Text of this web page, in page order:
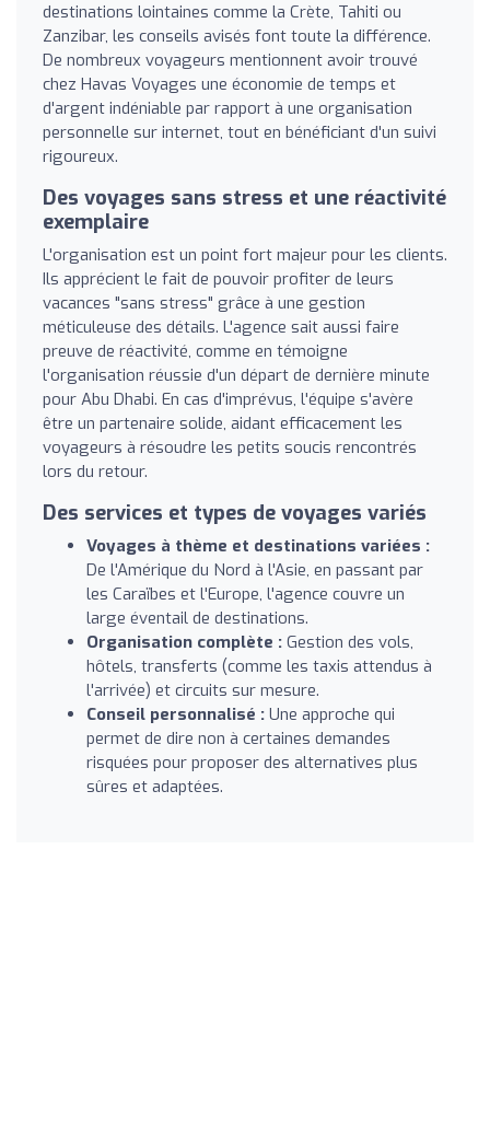
destinations lointaines comme la Crète, Tahiti ou
Zanzibar, les conseils avisés font toute la différence.
De nombreux voyageurs mentionnent avoir trouvé
chez Havas Voyages une économie de temps et
d'argent indéniable par rapport à une organisation
personnelle sur internet, tout en bénéficiant d'un suivi
rigoureux.
Des voyages sans stress et une réactivité
exemplaire
L'organisation est un point fort majeur pour les clients.
Ils apprécient le fait de pouvoir profiter de leurs
vacances "sans stress" grâce à une gestion
méticuleuse des détails. L'agence sait aussi faire
preuve de réactivité, comme en témoigne
l'organisation réussie d'un départ de dernière minute
pour Abu Dhabi. En cas d'imprévus, l'équipe s'avère
être un partenaire solide, aidant efficacement les
voyageurs à résoudre les petits soucis rencontrés
lors du retour.
Des services et types de voyages variés
Voyages à thème et destinations variées :
De l'Amérique du Nord à l'Asie, en passant par
les Caraïbes et l'Europe, l'agence couvre un
large éventail de destinations.
Organisation complète : Gestion des vols,
hôtels, transferts (comme les taxis attendus à
l'arrivée) et circuits sur mesure.
Conseil personnalisé : Une approche qui
permet de dire non à certaines demandes
risquées pour proposer des alternatives plus
sûres et adaptées.